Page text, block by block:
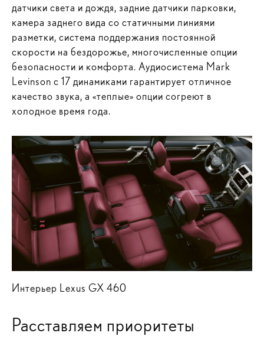
датчики света и дождя, задние датчики парковки,
камера заднего вида со статичными линиями
разметки, система поддержания постоянной
скорости на бездорожье, многочисленные опции
безопасности и комфорта. Аудиосистема Mark
Levinson с 17 динамиками гарантирует отличное
качество звука, а «теплые» опции согреют в
холодное время года.
Интерьер Lexus GX 460
Расставляем приоритеты